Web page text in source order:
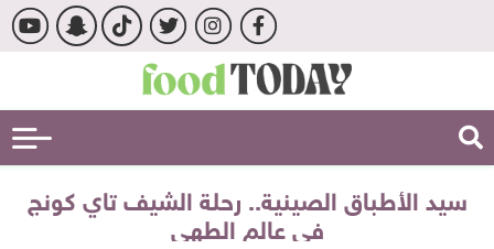
سيد الأطباق الصينية.. رحلة الشيف تاي كونج
في عالم الطهي